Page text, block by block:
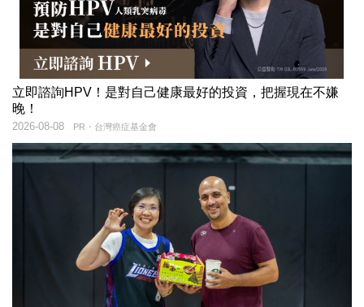
立即諮詢HPV！是對自己健康最好的投資，把握現在不嫌
晚！
PR・台灣癌症基金會
2026-08-08